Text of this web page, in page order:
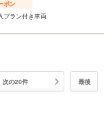
ポン
プラン付き車両
次の20件 最後